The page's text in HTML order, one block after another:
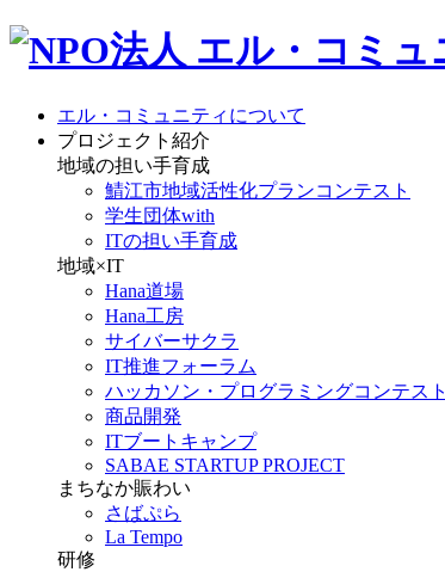
エル・コミュニティについて
プロジェクト紹介
地域の担い手育成
鯖江市地域活性化プランコンテスト
学生団体with
ITの担い手育成
地域×IT
Hana道場
Hana工房
サイバーサクラ
IT推進フォーラム
ハッカソン・プログラミングコンテスト
商品開発
ITブートキャンプ
SABAE STARTUP PROJECT
まちなか賑わい
さばぷら
La Tempo
研修